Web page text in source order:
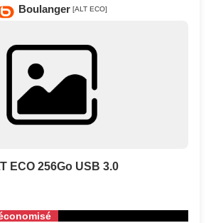
Boulanger [ALT ECO]
ECO 256Go USB 3.0